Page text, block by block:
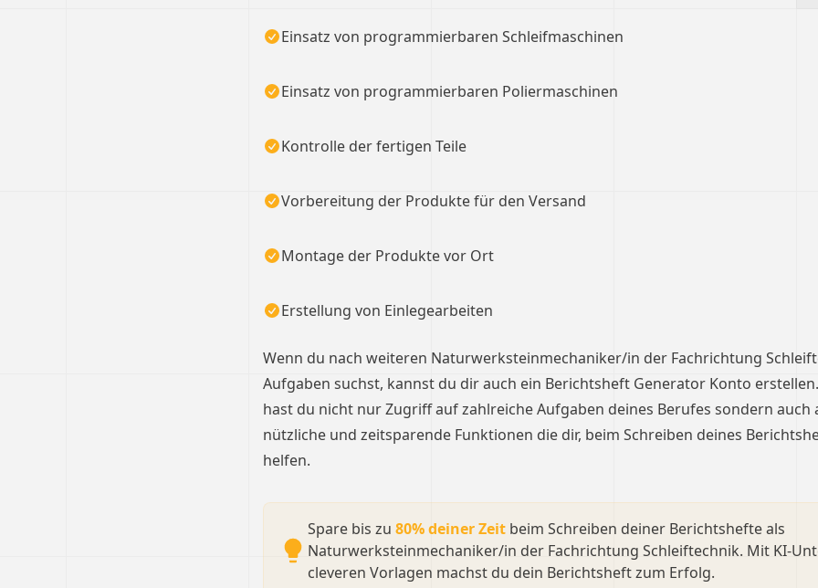
Einsatz von programmierbaren Schleifmaschinen
Einsatz von programmierbaren Poliermaschinen
Kontrolle der fertigen Teile
Vorbereitung der Produkte für den Versand
Montage der Produkte vor Ort
Erstellung von Einlegearbeiten
Wenn du nach weiteren Naturwerksteinmechaniker/in der Fachrichtung
Aufgaben suchst, kannst du dir auch ein Berichtsheft Generator Konto
hast du nicht nur Zugriff auf zahlreiche Aufgaben deines Berufes sondern auch
nützliche und zeitsparende Funktionen die dir, beim Schreiben deines
helfen.
Spare bis zu 80% deiner Zeit beim Schreiben deiner Berichtshefte als
Naturwerksteinmechaniker/in der Fachrichtung Schleiftechnik. Mit KI-
cleveren Vorlagen machst du dein Berichtsheft zum Erfolg.